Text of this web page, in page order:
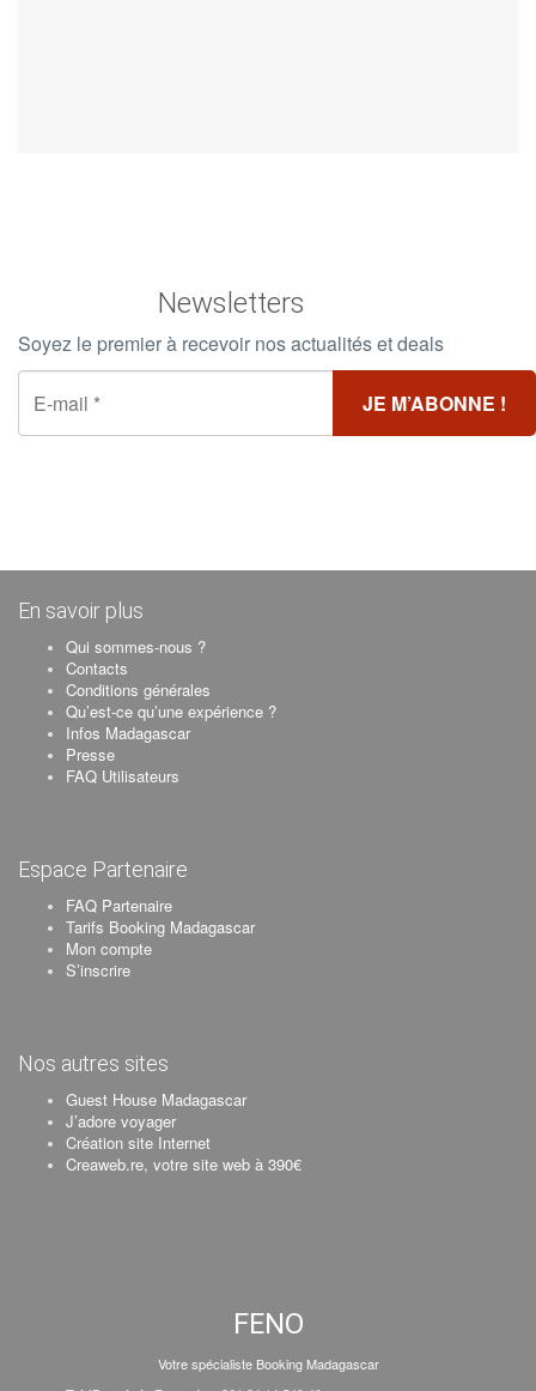
Newsletters
Soyez le premier à recevoir nos actualités et deals
En savoir plus
Qui sommes-nous ?
Contacts
Conditions générales
Qu’est-ce qu’une expérience ?
Infos Madagascar
Presse
FAQ Utilisateurs
Espace Partenaire
FAQ Partenaire
Tarifs Booking Madagascar
Mon compte
S’inscrire
Nos autres sites
Guest House Madagascar
J’adore voyager
Création site Internet
Creaweb.re, votre site web à 390€
FENO
Votre spécialiste Booking Madagascar